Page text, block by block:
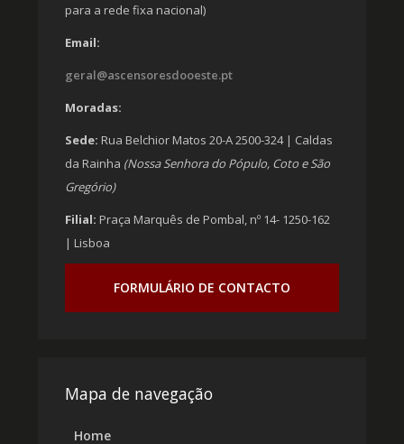
para a rede fixa nacional)
Email:
geral@ascensoresdooeste.pt
Moradas:
Sede: Rua Belchior Matos 20-A 2500-324 | Caldas
da Rainha (Nossa Senhora do Pópulo, Coto e São
Gregório)
Filial: Praça Marquês de Pombal, nº 14- 1250-162
| Lisboa
FORMULÁRIO DE CONTACTO
Mapa de navegação
Home